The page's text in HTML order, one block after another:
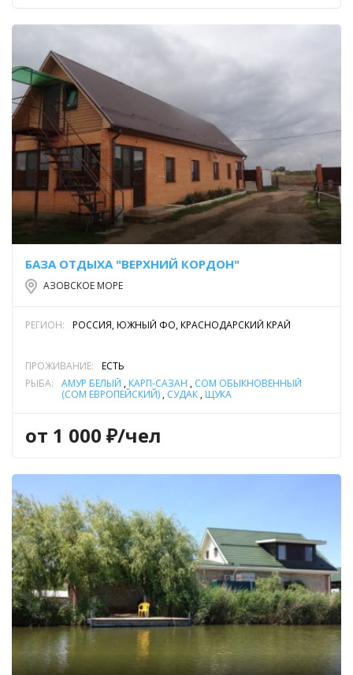
БАЗА ОТДЫХА "ВЕРХНИЙ КОРДОН"
АЗОВСКОЕ МОРЕ
РЕГИОН: РОССИЯ, ЮЖНЫЙ ФО, КРАСНОДАРСКИЙ КРАЙ
ПРОЖИВАНИЕ:
ЕСТЬ
РЫБА:
АМУР БЕЛЫЙ , КАРП-САЗАН , СОМ ОБЫКНОВЕННЫЙ
(СОМ ЕВРОПЕЙСКИЙ) , СУДАК , ЩУКА
от 1 000 ₽/чел